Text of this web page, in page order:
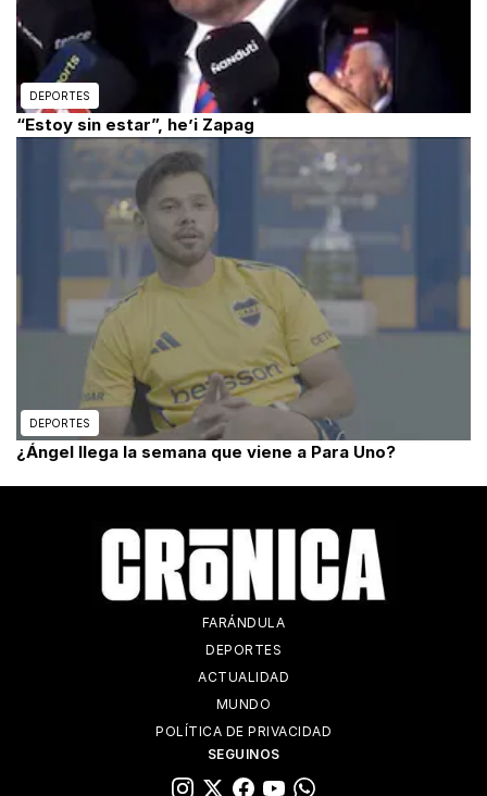
DEPORTES
“Estoy sin estar”, he’i Zapag
DEPORTES
¿Ángel llega la semana que viene a Para Uno?
FARÁNDULA
DEPORTES
ACTUALIDAD
MUNDO
POLÍTICA DE PRIVACIDAD
SEGUINOS